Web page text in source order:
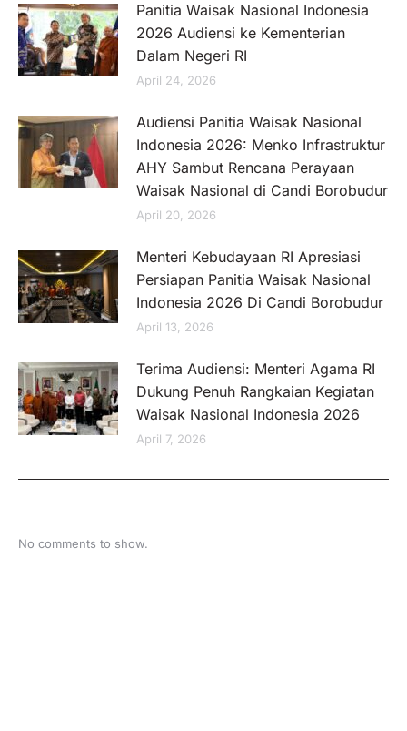
Panitia Waisak Nasional Indonesia
2026 Audiensi ke Kementerian
Dalam Negeri RI
April 24, 2026
Audiensi Panitia Waisak Nasional
Indonesia 2026: Menko Infrastruktur
AHY Sambut Rencana Perayaan
Waisak Nasional di Candi Borobudur
April 20, 2026
Menteri Kebudayaan RI Apresiasi
Persiapan Panitia Waisak Nasional
Indonesia 2026 Di Candi Borobudur
April 13, 2026
Terima Audiensi: Menteri Agama RI
Dukung Penuh Rangkaian Kegiatan
Waisak Nasional Indonesia 2026
April 7, 2026
No comments to show.